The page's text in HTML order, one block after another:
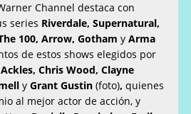
Channel destaca con
series Riverdale, Supernatural,
100, Arrow, Gotham yArma
de estos shows elegidos por
Chris Wood, Clayne
yGrant Gustin(foto), quienes
al mejor actor de acción, y